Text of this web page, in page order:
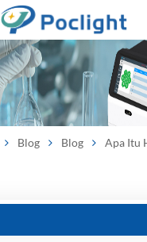
Blog Blog Apa Itu